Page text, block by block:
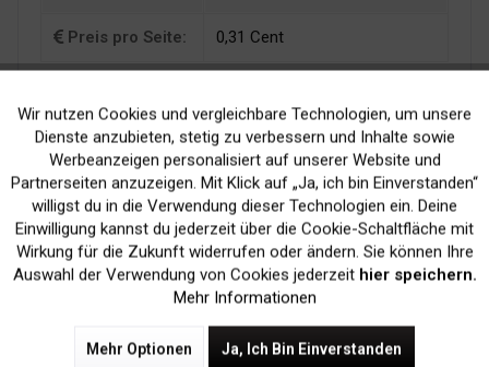
Preis pro Seite: 0,31 Cent
Kein Verlust der
Druckergarantie
Versand innerhalb von
24H*
Zubehör 9
Funktionale Aktiv
Marketing Inaktiv
Tracking Inaktiv
Wir nutzen Cookies und vergleichbare Technologien, um unsere
Dienste anzubieten, stetig zu verbessern und Inhalte sowie
Werbeanzeigen personalisiert auf unserer Website und
Partnerseiten anzuzeigen. Mit Klick auf „Ja, ich bin Einverstanden“
willigst du in die Verwendung dieser Technologien ein. Deine
Einwilligung kannst du jederzeit über die Cookie-Schaltfläche mit
Wirkung für die Zukunft widerrufen oder ändern. Sie können Ihre
Auswahl der Verwendung von Cookies jederzeit hier speichern.
Mehr Informationen
Mehr Optionen Ja, Ich Bin Einverstanden